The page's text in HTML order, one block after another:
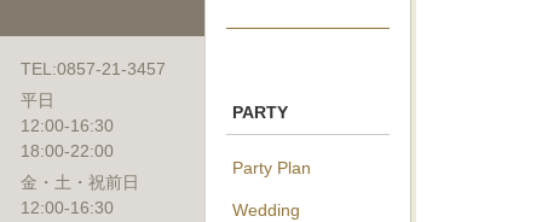
TEL:0857-21-3457
平日
12:00-16:30
18:00-22:00
金・土・祝前日
12:00-16:30
PARTY
Party Plan
Wedding